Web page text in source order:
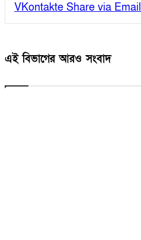
VKontakte Share via Email
এই বিভাগের আরও সংবাদ